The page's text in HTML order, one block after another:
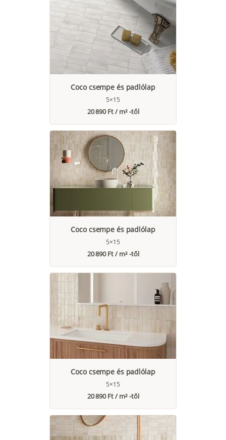
Coco csempe és padlólap
5×15
20 890 Ft / m² -től
Coco csempe és padlólap
5×15
20 890 Ft / m² -től
Coco csempe és padlólap
5×15
20 890 Ft / m² -től